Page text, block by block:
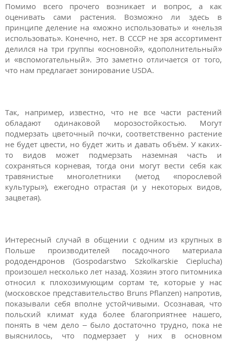
Помимо всего прочего возникает и вопрос, а как
оценивать сами растения. Возможно ли здесь в
принципе деление на «можно использовать» и «нельзя
использовать». Конечно, нет. В СССР не зря ассортимент
делился на три группы «основной», «дополнительный»
и «вспомогательный». Это заметно отличается от того,
что нам предлагает зонирование USDA.
Так, например, известно, что не все части растений
обладают одинаковой морозостойкостью. Могут
подмерзать цветочный почки, соответственно растение
не будет цвести, но будет жить и давать объём. У каких-
то видов может подмерзать наземная часть и
сохраняться корневая, тогда они могут вести себя как
травянистые многолетники (метод «порослевой
культуры»), ежегодно отрастая (и у некоторых видов,
зацветая).
Интересный случай в общении с одним из крупных в
Польше производителей посадочного материала
рододендронов (Gospodarstwo Szkolkarskie Cieplucha)
произошел несколько лет назад. Хозяин этого питомника
относил к плохозимующим сортам те, которые у нас
(московское представительство Bruns Pflanzen) напротив,
показывали себя вполне устойчивыми. Осознавая, что
польский климат куда более благоприятнее нашего,
понять в чем дело – было достаточно трудно, пока не
выяснилось, что подмерзает у них в основном